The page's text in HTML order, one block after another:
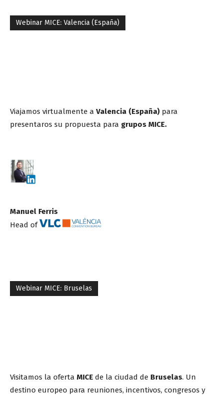
Webinar MICE: Valencia (España)
Viajamos virtualmente a Valencia (España) para
presentaros su propuesta para grupos MICE.
Manuel Ferris
Head of
Webinar MICE: Bruselas
Visitamos la oferta MICE de la ciudad de Bruselas. Un
destino europeo para reuniones, incentivos, congresos y